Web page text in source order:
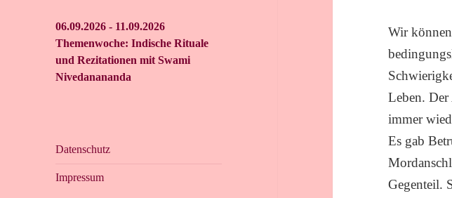
06.09.2026 - 11.09.2026
Themenwoche: Indische Rituale
und Rezitationen mit Swami
Nivedanananda
Datenschutz
Impressum
Wir
Leben.
immer
Es gab
Gegenteil.